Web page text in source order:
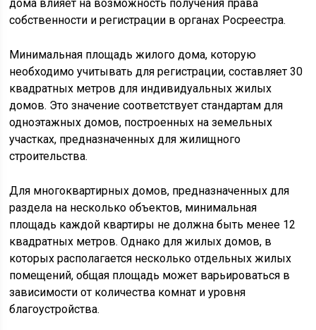
дома влияет на возможность получения права
собственности и регистрации в органах Росреестра.
Минимальная площадь жилого дома, которую
необходимо учитывать для регистрации, составляет 30
квадратных метров для индивидуальных жилых
домов. Это значение соответствует стандартам для
одноэтажных домов, построенных на земельных
участках, предназначенных для жилищного
строительства.
Для многоквартирных домов, предназначенных для
раздела на несколько объектов, минимальная
площадь каждой квартиры не должна быть менее 12
квадратных метров. Однако для жилых домов, в
которых располагается несколько отдельных жилых
помещений, общая площадь может варьироваться в
зависимости от количества комнат и уровня
благоустройства.